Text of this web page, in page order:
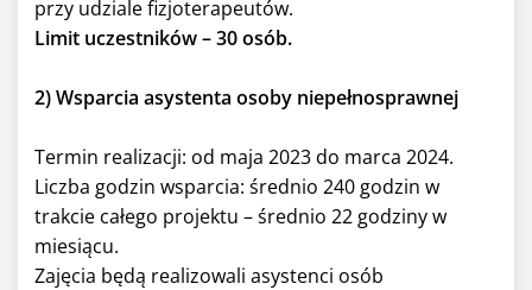
przy udziale fizjoterapeutów.
Limit uczestników – 30 osób.
2) Wsparcia asystenta osoby niepełnosprawnej
Termin realizacji: od maja 2023 do marca 2024.
Liczba godzin wsparcia: średnio 240 godzin w
trakcie całego projektu – średnio 22 godziny w
miesiącu.
Zajęcia będą realizowali asystenci osób